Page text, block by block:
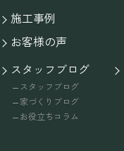
施工事例
お客様の声
スタッフブログ
スタッフブログ
家づくりブログ
お役立ちコラム